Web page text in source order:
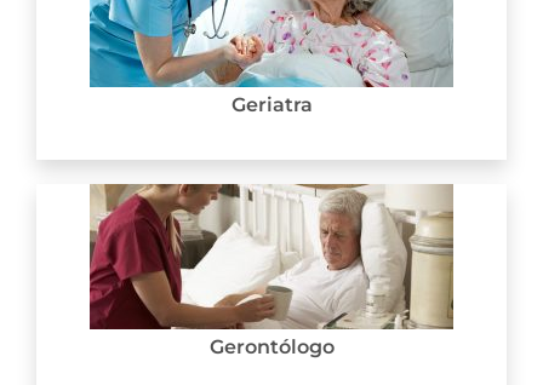
Geriatra
Gerontólogo